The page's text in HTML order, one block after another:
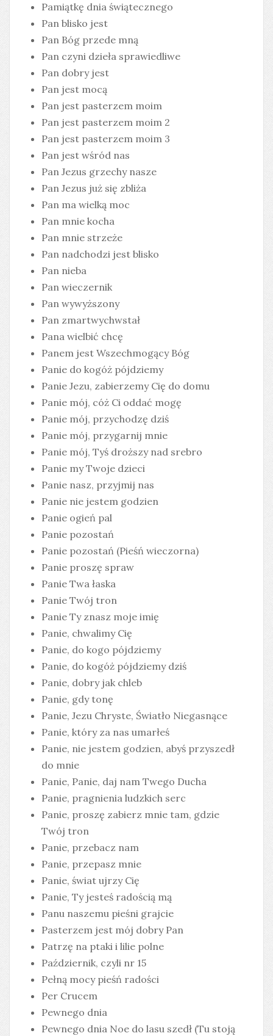
Pamiątkę dnia świątecznego
Pan blisko jest
Pan Bóg przede mną
Pan czyni dzieła sprawiedliwe
Pan dobry jest
Pan jest mocą
Pan jest pasterzem moim
Pan jest pasterzem moim 2
Pan jest pasterzem moim 3
Pan jest wśród nas
Pan Jezus grzechy nasze
Pan Jezus już się zbliża
Pan ma wielką moc
Pan mnie kocha
Pan mnie strzeże
Pan nadchodzi jest blisko
Pan nieba
Pan wieczernik
Pan wywyższony
Pan zmartwychwstał
Pana wielbić chcę
Panem jest Wszechmogący Bóg
Panie do kogóż pójdziemy
Panie Jezu, zabierzemy Cię do domu
Panie mój, cóż Ci oddać mogę
Panie mój, przychodzę dziś
Panie mój, przygarnij mnie
Panie mój, Tyś droższy nad srebro
Panie my Twoje dzieci
Panie nasz, przyjmij nas
Panie nie jestem godzien
Panie ogień pal
Panie pozostań
Panie pozostań (Pieśń wieczorna)
Panie proszę spraw
Panie Twa łaska
Panie Twój tron
Panie Ty znasz moje imię
Panie, chwalimy Cię
Panie, do kogo pójdziemy
Panie, do kogóż pójdziemy dziś
Panie, dobry jak chleb
Panie, gdy tonę
Panie, Jezu Chryste, Światło Niegasnące
Panie, który za nas umarłeś
Panie, nie jestem godzien, abyś przyszedł
do mnie
Panie, Panie, daj nam Twego Ducha
Panie, pragnienia ludzkich serc
Panie, proszę zabierz mnie tam, gdzie
Twój tron
Panie, przebacz nam
Panie, przepasz mnie
Panie, świat ujrzy Cię
Panie, Ty jesteś radością mą
Panu naszemu pieśni grajcie
Pasterzem jest mój dobry Pan
Patrzę na ptaki i lilie polne
Październik, czyli nr 15
Pełną mocy pieśń radości
Per Crucem
Pewnego dnia
Pewnego dnia Noe do lasu szedł (Tu stoją